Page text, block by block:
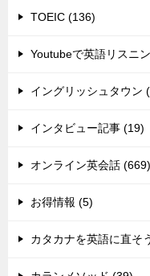
TOEIC (136)
Youtubeで英語リスニ
イングリッシュタウン
インタビュー記事 (19)
オンライン英会話 (669)
お得情報 (5)
カタカナを英語に直そ